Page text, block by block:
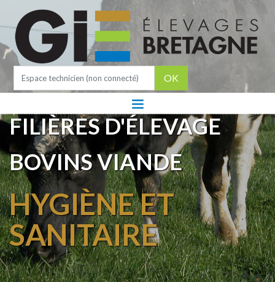
OK
FILIÈRES D'ÉLEVAGE
BOVINS VIANDE
HYGIÈNE ET
SANITAIRE